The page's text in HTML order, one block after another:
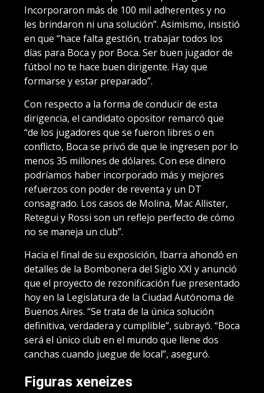
Incorporaron más de 100 mil adherentes y no
les brindaron ni una solución”. Asimismo, insistió
en que “hace falta gestión, trabajar todos los
días para Boca y por Boca. Ser buen jugador de
fútbol no te hace buen dirigente. Hay que
formarse y estar preparado”.
Con respecto a la forma de conducir de esta
dirigencia, el candidato opositor remarcó que
“de los jugadores que se fueron libres o en
conflicto, Boca se privó de que le ingresen por lo
menos 35 millones de dólares. Con ese dinero
podríamos haber incorporado más y mejores
refuerzos con poder de reventa y un DT
consagrado. Los casos de Molina, Mac Allister,
Retegui y Rossi son un reflejo perfecto de cómo
no se maneja un club”.
Hacia el final de su exposición, Ibarra ahondó en
detalles de la Bombonera del Siglo XXI y anunció
que el proyecto de rezonificación fue presentado
hoy en la Legislatura de la Ciudad Autónoma de
Buenos Aires. “Se trata de la única solución
definitiva, verdadera y cumplible”, subrayó. “Boca
será el único club en el mundo que llene dos
canchas cuando juegue de local”, aseguró.
Figuras xeneizes